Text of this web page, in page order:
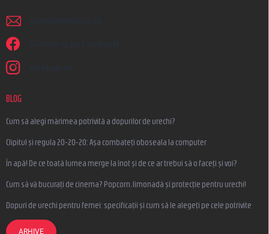
scrieti @ earplugs.ro
Suntem și pe Facebook!
earplugs.ro
BLOG
Cum să alegi mărimea potrivită a dopurilor de urechi?
Clipitul și regula 20-20-20: Așa combateți oboseala la computer
În apă! De ce toată lumea merge la înot și de ce ar trebui să o faceți și voi?
Cum să vă bucurați de cinema? Popcorn, limonadă și protecție pentru urechi!
Dopuri de urechi pentru femei: specificații și cum să le alegeți pe cele potrivite
ARHIVE